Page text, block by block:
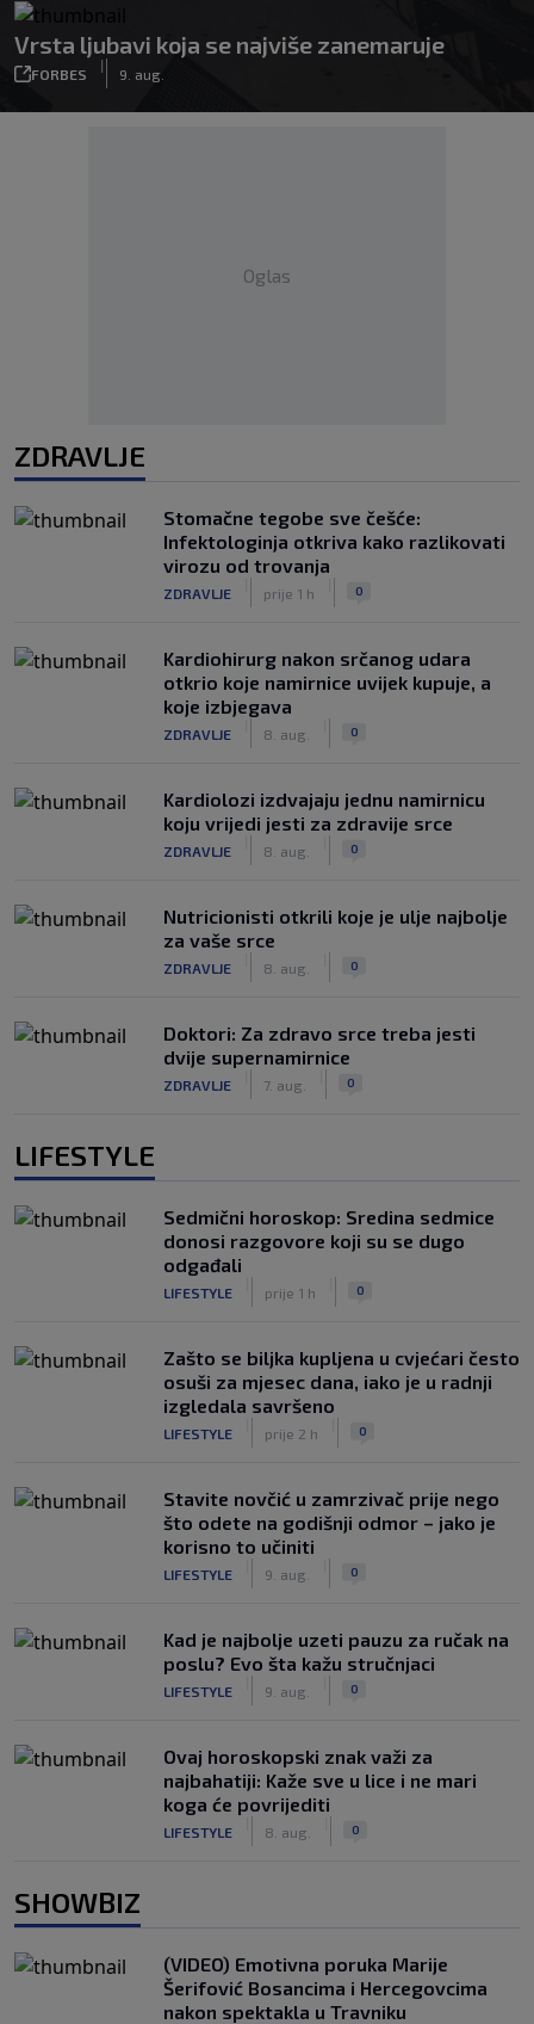
Vrsta ljubavi koja se najviše zanemaruje
FORBES
|
9. aug.
Oglas
ZDRAVLJE
Stomačne tegobe sve češće:
Infektologinja otkriva kako razlikovati
virozu od trovanja
ZDRAVLJE prije 1 h 0
Kardiohirurg nakon srčanog udara
otkrio koje namirnice uvijek kupuje, a
koje izbjegava
ZDRAVLJE 8. aug. 0
Kardiolozi izdvajaju jednu namirnicu
koju vrijedi jesti za zdravije srce
ZDRAVLJE 8. aug. 0
Nutricionisti otkrili koje je ulje najbolje
za vaše srce
ZDRAVLJE 8. aug. 0
Doktori: Za zdravo srce treba jesti
dvije supernamirnice
ZDRAVLJE 7. aug. 0
LIFESTYLE
Sedmični horoskop: Sredina sedmice
donosi razgovore koji su se dugo
odgađali
LIFESTYLE prije 1 h 0
Zašto se biljka kupljena u cvjećari često
osuši za mjesec dana, iako je u radnji
izgledala savršeno
LIFESTYLE prije 2 h 0
Stavite novčić u zamrzivač prije nego
što odete na godišnji odmor – jako je
korisno to učiniti
LIFESTYLE 9. aug. 0
Kad je najbolje uzeti pauzu za ručak na
poslu? Evo šta kažu stručnjaci
LIFESTYLE 9. aug. 0
Ovaj horoskopski znak važi za
najbahatiji: Kaže sve u lice i ne mari
koga će povrijediti
LIFESTYLE 8. aug. 0
SHOWBIZ
(VIDEO) Emotivna poruka Marije
Šerifović Bosancima i Hercegovcima
nakon spektakla u Travniku